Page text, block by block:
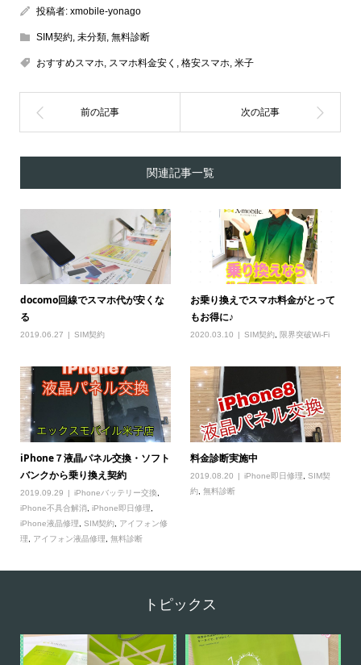
投稿者: xmobile-yonago
SIM契約, 未分類, 無料診断
おすすめスマホ, スマホ料金安く , 格安スマホ, 米子
関連記事一覧
docomo回線でスマホ代が安くな
る
2019.06.27 SIM契約
お乗り換えでスマホ料金がとって
もお得に♪
2020.03.10 SIM契約, 限界突破Wi-Fi
iPhone７液晶パネル交換・ソフト
バンクから乗り換え契約
2019.09.29 iPhoneバッテリー交換
iPhone不具合解消, iPhone即日修理
iPhone液晶修理
SIM契約,
アイフォン修
理
アイフォン液晶修理 無料診断
料金診断実施中
2019.08.20 iPhone即日修理 ,SIM契
約 ,無料診断
トピックス